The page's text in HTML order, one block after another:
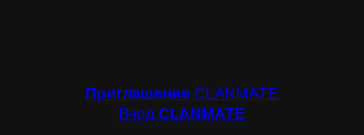
Приглашение CLANMATE
Вчод CLANMATE